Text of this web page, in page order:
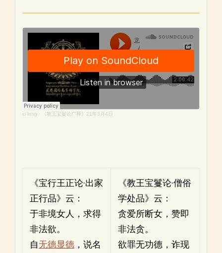
ci long · 《教王宝鬘论广释》21年3月4日
《宝行王正论·出家
正行品》云：
于非境女人，求得
非法欲。
自无德显德 ，说名
《教王宝鬘论·僧俗
学处品》云：
贪爱所断女，赞即
非法贪。
欲罪无功德，诈现